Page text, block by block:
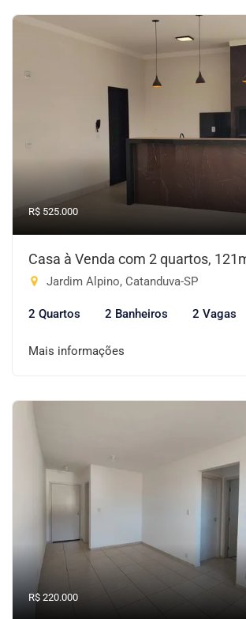
R$ 525.000
Casa à Venda com 2 quartos,
Jardim Alpino, Catanduva-SP
2 Quartos 2 Banheiros 2 Vagas
Mais informações
R$ 220.000